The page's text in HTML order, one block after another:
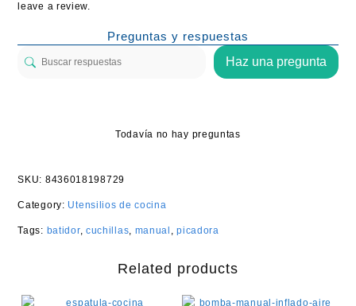
leave a review.
Preguntas y respuestas
Haz una pregunta
Todavía no hay preguntas
SKU: 8436018198729
Category: Utensilios de cocina
Tags: batidor, cuchillas, manual ,picadora
Related products